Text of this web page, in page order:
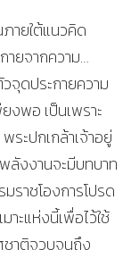
ายใต้แนวคิด
ยจากความ…
จุดประกายความ
งพอ เป็นเพราะ
ระปกเกล้าเจ้าอยู่
ลังงานจะมีบทบาท
าชโองการโปรด
าะแห่งนี้เพื่อไว้ใช้
ชาติจวบจนถึง